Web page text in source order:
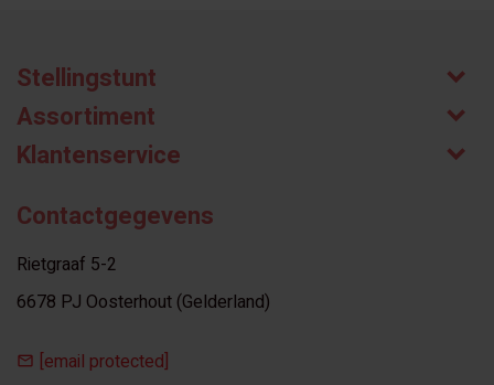
Stellingstunt
Assortiment
Klantenservice
Contactgegevens
Rietgraaf 5-2
6678 PJ Oosterhout (Gelderland)
[email protected]